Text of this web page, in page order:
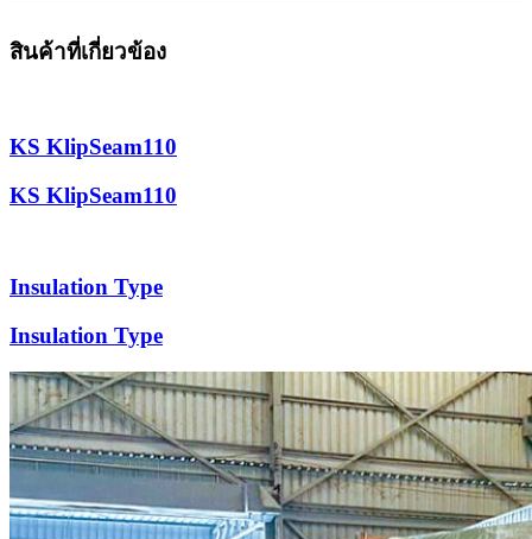
สินค้าที่เกี่ยวข้อง
KS KlipSeam110
KS KlipSeam110
Insulation Type
Insulation Type